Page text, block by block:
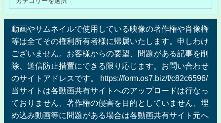
動画やサムネイルで使用している映像の著作権や肖像権
等は全てその権利所有者様に帰属いたします。申しわけ
ございません。お客様からの要望、問題がある記事を削
除、送信防止措置にできる限り応じます。お問い合わせ
のサイトアドレスです。 https://form.os7.biz/f/c82c6596/
当サイトは各動画共有サイトへのアップロードは行なっ
ておりません、著作権の侵害を目的としていません、埋
め込み動画等に問題がある場合は各動画共有サイト元へ